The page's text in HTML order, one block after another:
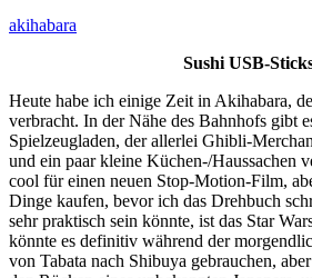
akihabara
Sushi USB-
Heute habe ich einige Zeit in Akihabara,
verbracht. In der Nähe des Bahnhofs gibt
Spielzeugladen, der allerlei Ghibli-
und ein paar kleine Küchen-/Haussachen
cool für einen neuen Stop-Motion-Film,
Dinge kaufen, bevor ich das Drehbuch
sehr praktisch sein könnte, ist das Star
könnte es definitiv während der
von Tabata nach Shibuya gebrauchen,